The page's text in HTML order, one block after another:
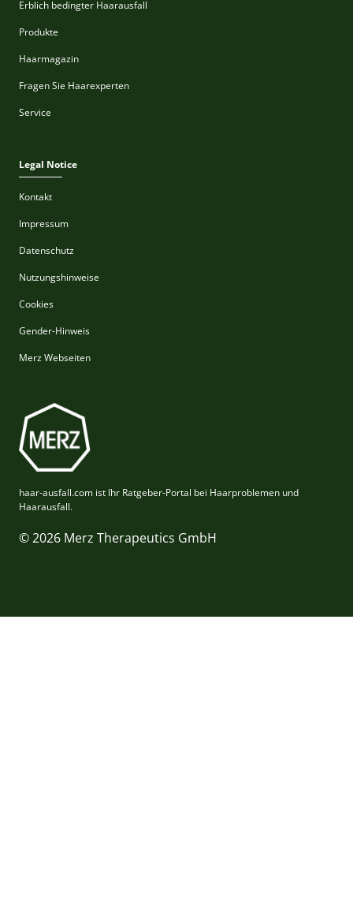
haar-ausfall.com ist Ihr Ratgeber-Portal bei Haarproblemen und
Haarausfall.
© 2026 Merz Therapeutics GmbH
Erblich bedingter Haarausfall
Produkte
Haarmagazin
Fragen Sie Haarexperten
Service
Legal Notice
Kontakt
Impressum
Datenschutz
Nutzungshinweise
Cookies
Gender-Hinweis
Merz Webseiten